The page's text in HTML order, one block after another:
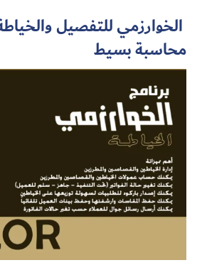
الخوارزمي للتفصيل
محاسبة بسيط